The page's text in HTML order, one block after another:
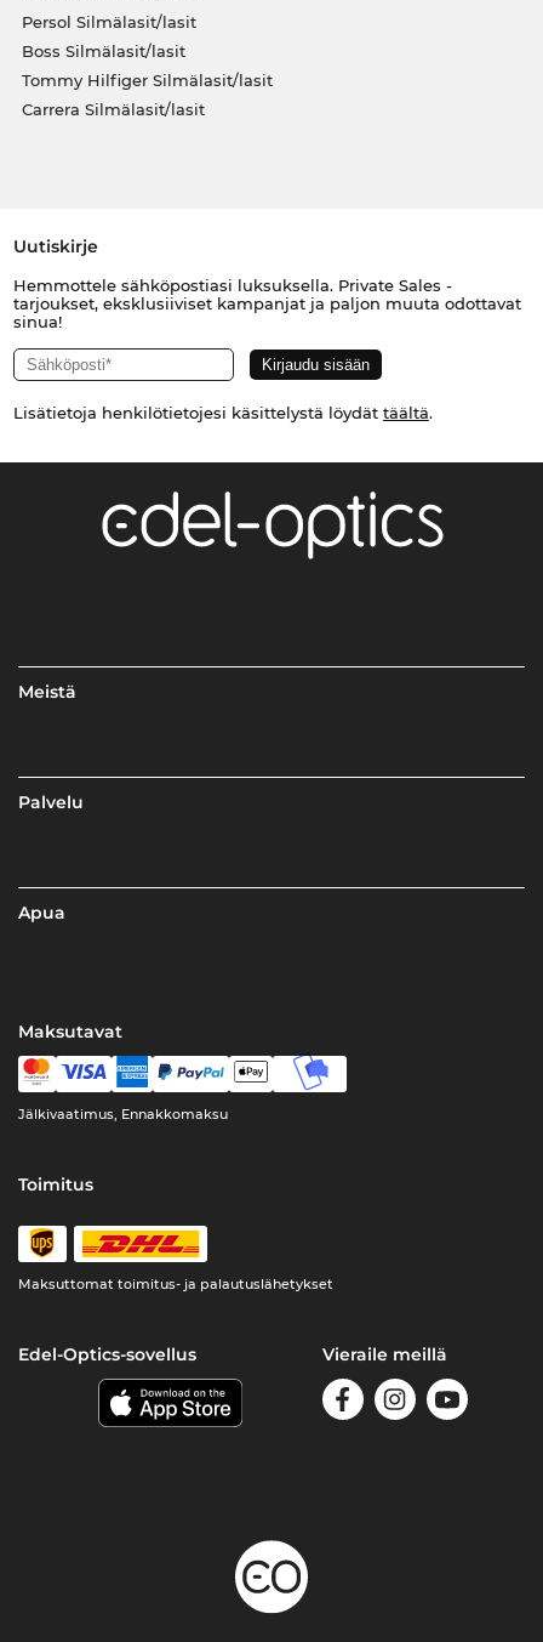
Persol Silmälasit/lasit
Boss Silmälasit/lasit
Tommy Hilfiger Silmälasit/lasit
Carrera Silmälasit/lasit
Uutiskirje
Hemmottele sähköpostiasi luksuksella. Private Sales -
tarjoukset, eksklusiiviset kampanjat ja paljon muuta odottavat
sinua!
Lisätietoja henkilötietojesi käsittelystä löydät täältä.
Meistä
Palvelu
Apua
Maksutavat
Jälkivaatimus, Ennakkomaksu
Toimitus
Maksuttomat toimitus- ja palautuslähetykset
Edel-Optics-sovellus Vieraile meillä